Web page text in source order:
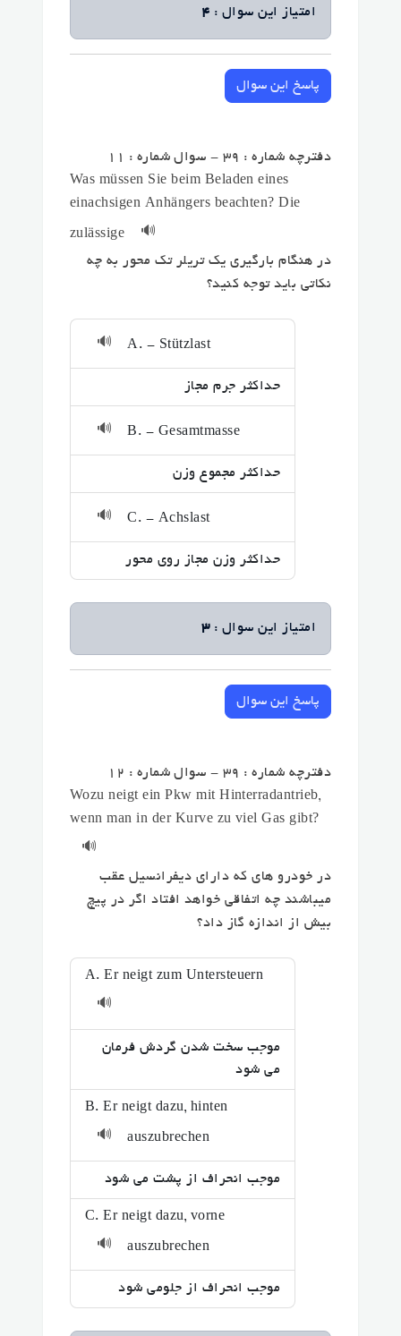
امتیاز این سوال : 4
پاسخ این سوال
دفترچه شماره : 39 - سوال شماره : 11
Was müssen Sie beim Beladen eines
einachsigen Anhängers beachten? Die
zulässige
🔊
در هنگام بارگیری یک تریلر تک محور به چه
نکاتی باید توجه کنید؟
A. - Stützlast
🔊
حداکثر جرم مجاز
B. - Gesamtmasse
🔊
حداکثر مجموع وزن
C. - Achslast
🔊
حداکثر وزن مجاز روی محور
امتیاز این سوال :3
پاسخ این سوال
دفترچه شماره : 39 - سوال شماره : 12
Wozu neigt ein Pkw mit Hinterradantrieb,
wenn man in der Kurve zu viel Gas gibt?
🔊
در خودرو های که دارای دیفرانسیل عقب
میباشند چه اتفاقی خواهد افتاد اگر در پیچ
بیش از اندازه گاز داد؟
A. Er neigt zum Untersteuern
🔊
موجب سخت شدن گردش فرمان
می شود
B. Er neigt dazu, hinten
auszubrechen
🔊
موجب انحراف از پشت می شود
C. Er neigt dazu, vorne
auszubrechen
🔊
موجب انحراف از جلومی شود